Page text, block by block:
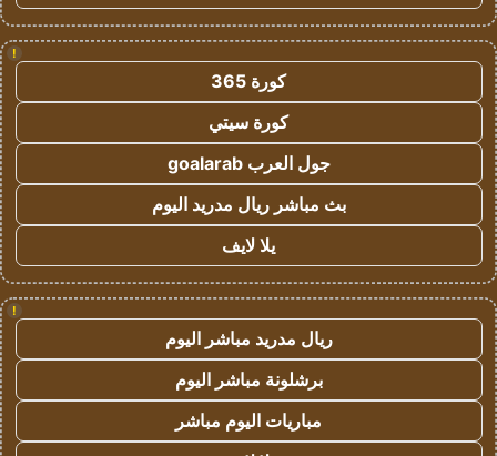
!
كورة 365
كورة سيتي
جول العرب goalarab
بث مباشر ريال مدريد اليوم
يلا لايف
!
ريال مدريد مباشر اليوم
برشلونة مباشر اليوم
مباريات اليوم مباشر